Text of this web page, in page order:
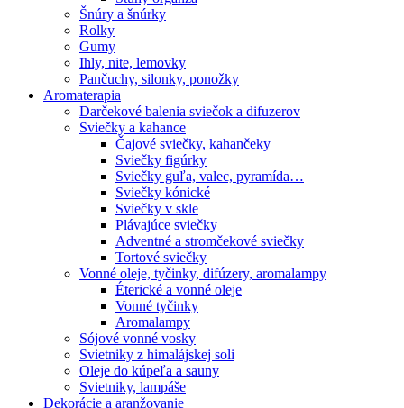
Šnúry a šnúrky
Rolky
Gumy
Ihly, nite, lemovky
Pančuchy, silonky, ponožky
Aromaterapia
Darčekové balenia sviečok a difuzerov
Sviečky a kahance
Čajové sviečky, kahančeky
Sviečky figúrky
Sviečky guľa, valec, pyramída…
Sviečky kónické
Sviečky v skle
Plávajúce sviečky
Adventné a stromčekové sviečky
Tortové sviečky
Vonné oleje, tyčinky, difúzery, aromalampy
Éterické a vonné oleje
Vonné tyčinky
Aromalampy
Sójové vonné vosky
Svietniky z himalájskej soli
Oleje do kúpeľa a sauny
Svietniky, lampáše
Dekorácie a aranžovanie